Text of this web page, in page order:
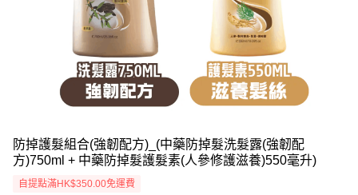
防掉護髮組合(強韌配方)_(中藥防掉髮洗髮露(強韌配
方)750ml + 中藥防掉髮護髮素(人參修護滋養)550毫升)
自提點滿HK$350.00免運費